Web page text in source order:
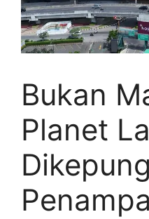
Bukan
Planet